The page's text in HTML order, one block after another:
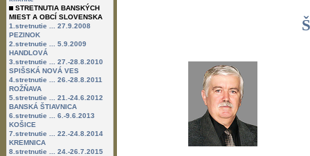
STRETNUTIA BANSKÝCH
MIEST A OBCÍ SLOVENSKA
1.stretnutie ... 27.9.2008
PEZINOK
2.stretnutie ... 5.9.2009
HANDLOVÁ
3.stretnutie ... 27.-28.8.2010
SPIŠSKÁ NOVÁ VES
4.stretnutie ... 26.-28.8.2011
ROŽŇAVA
5.stretnutie ... 21.-24.6.2012
BANSKÁ ŠTIAVNICA
6.stretnutie ... 6.-9.6.2013
KOŠICE
7.stretnutie ... 22.-24.8.2014
KREMNICA
8.stretnutie ... 24.-26.7.2015